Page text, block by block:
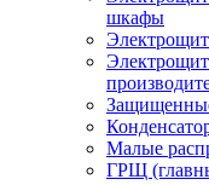
шкафы
Малые
ГРЩ